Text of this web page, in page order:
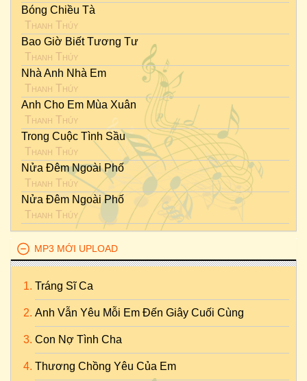
Bóng Chiều Tà
Thanh Thúy
Bao Giờ Biết Tương Tư
Thanh Thúy
Nhà Anh Nhà Em
Thanh Thúy
Anh Cho Em Mùa Xuân
Thanh Thúy
Trong Cuộc Tình Sầu
Thanh Thúy
Nửa Đêm Ngoài Phố
Thanh Thúy
Nửa Đêm Ngoài Phố
Thanh Thúy
MP3 MỚI UPLOAD
Tráng Sĩ Ca
Anh Vẫn Yêu Mỗi Em Đến Giây Cuối Cùng
Con Nợ Tình Cha
Thương Chồng Yêu Của Em